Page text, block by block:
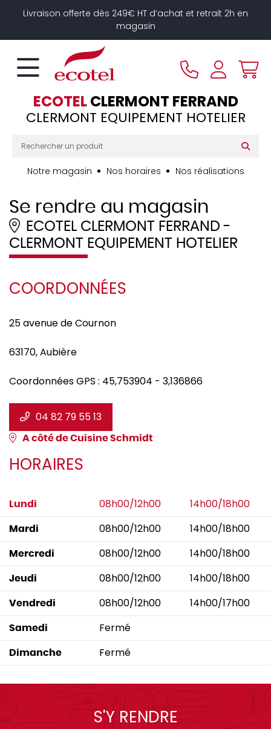
Livraison offerte dès 249€ HT d’achat et retrait 2h en
magasin
ECOTELCLERMONT FERRAND
CLERMONT EQUIPEMENT HOTELIER
Notre magasin Nos horaires Nos réalisations
Se rendre au magasin
ECOTEL CLERMONT FERRAND -
CLERMONT EQUIPEMENT HOTELIER
COORDONNÉES
25 avenue de Cournon
63170,Aubière
Coordonnées GPS : 45,753904 - 3,136866
04 82 79 55 13
A côté de Cuisine Schmidt
HORAIRES
Lundi 08h00/12h00 14h00/18h00
Mardi 08h00/12h00 14h00/18h00
Mercredi 08h00/12h00 14h00/18h00
Jeudi 08h00/12h00 14h00/18h00
Vendredi 08h00/12h00 14h00/17h00
Samedi Fermé
Dimanche Fermé
S'Y RENDRE
Panneau de gestion des cookies